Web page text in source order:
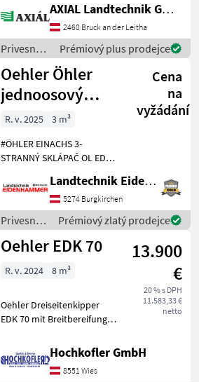
Dreiseiten-Kipper, der sich
durch seine robuste
Bauweise und vielseitige
Einsatzmöglichkeiten ausze
AXIAL Landtechnik GmbH
2460 Bruck an der Leitha
Privesné
vozíky /
Oehler
Prémiový plus prodejce
Oehler Öhler
jednoosový
trojstranný
sklápací náves
Cena
na
vyžádání
R. v. 2025
3 m³
#ÖHLER EINACHS 3-
STRANNÝ SKLÁPAČ OL EDK
mm súvislá, nezváraná -
Podvozok: rám z
obdĺžnikových rúrok -
Bočnice: sklopné oceľové
bočnice -Nadst
Landtechnik Eidenhammer GmbH
5274 Burgkirchen
Privesné
vozíky /
Oehler
Prémiový zlatý prodejce
Oehler EDK 70
13.900
€
20 % s DPH
11.583,33 €
netto
R. v. 2024 8 m³
Oehler Dreiseitenkipper
EDK 70 mit Breitbereifung,
abklappbar, Plateau 4, 10x2,
10m 500+500
Aufsatzwände,
Hochkofler GmbH
8551 Wies